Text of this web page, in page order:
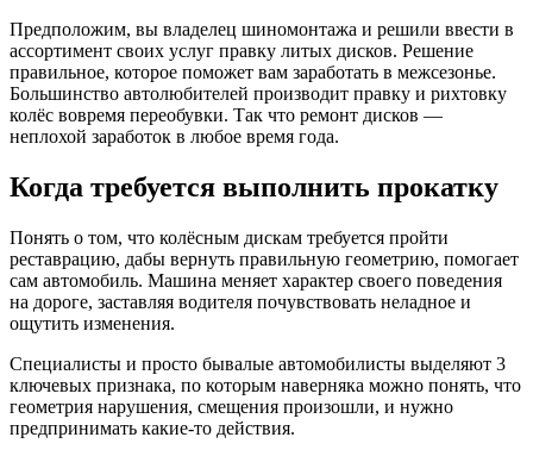
Предположим, вы владелец шиномонтажа и решили ввести в
ассортимент своих услуг правку литых дисков. Решение
правильное, которое поможет вам заработать в межсезонье.
Большинство автолюбителей производит правку и рихтовку
колёс вовремя переобувки. Так что ремонт дисков —
неплохой заработок в любое время года.
Когда требуется выполнить прокатку
Понять о том, что колёсным дискам требуется пройти
реставрацию, дабы вернуть правильную геометрию, помогает
сам автомобиль. Машина меняет характер своего поведения
на дороге, заставляя водителя почувствовать неладное и
ощутить изменения.
Специалисты и просто бывалые автомобилисты выделяют 3
ключевых признака, по которым наверняка можно понять, что
геометрия нарушения, смещения произошли, и нужно
предпринимать какие-то действия.